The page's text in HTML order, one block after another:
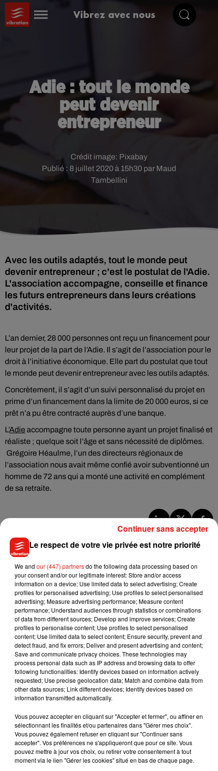
Vibrez avec nous
Adie : tout le monde
peut devenir
entrepreneur
Publié : 8 juillet 2020 à 15h30 par Maud
Tambellini
Crédit image: Pixabay
Avec les outils adaptés, tout le monde peut
devenir entrepreneur ; c'est le postulat de l'Adie.
L'association accompagne, conseille et finance
les futurs entrepreneurs dans leurs créations
d'activités.
L’an dernier, 28 000 personnes ont reçu un financement pour
leur projet de la part de l’Adie. Il s’agit de l’association pour le
droit à l’initiative économique. Elle part du postulat que tout
le monde peut devenir entrepreneur avec les outils adaptés.
Concrètement, il s’agit d’un suivi personnalisé du projet en
prime d’un financement dans la limite de 20 000 euros, si ce
prêt n’a pu être contracté auprès d’une banque.
L’Adie accompagne toute personne ayant un projet finalisé et
réaliste ; quelque soit l’âge et sans nécessité de diplômes.
Grégoire Héaulme, l’un des directeurs régionaux de
l’association nous avait même confié avoir subventionné un
homme de 72 ans qui a monté une activité en complément
de sa retraite.
Musique
5 août 2026
Benny Blanco invite Selena Gomez et
Becky G sur son nouveau single
4 août 2026
Tiny Desk invite Charlie Puth pour une
live session solaire
4 août 2026
Ariana Grande prendra une pause après
Grand Corps Malade emmène Styleto
Le respect de votre vie privée est notre priorité
We and our (447) partnersdo the following data processing based on
your consent and/or our legitimate interest: Store and/or access
information on a device; Use limited data to select advertising; Create
profiles for personalised advertising; Use profiles to select personalised
advertising; Measure advertising performance; Measure content
performance; Understand audiences through statistics or combinations
of data from different sources; Develop and improve services; Create
profiles to personalise content; Use profiles to select personalised
content; Use limited data to select content; Ensure security, prevent and
detect fraud, and fix errors; Deliver and present advertising and content;
Save and communicate privacy choices. These technologies may
process personal data such as IP address and browsing data to offer
following functionalities: Identify devices based on information actively
requested; Use precise geolocation data; Match and combine data from
other data sources; Link different devices; Identify devices based on
information transmitted automatically.
Vous pouvez accepter en cliquant sur "Accepter et fermer", ou affiner en
sélectionnant les finalités et/ou partenaires dans "Gérer mes choix".
Vous pouvez également refuser en cliquant sur "Continuer sans
accepter". Vos préférences ne s'appliqueront que pour ce site. Vous
pouvez mettre à jour vos choix, ou retirer votre consentement à tout
moment via le lien "Gérer les cookies" situé en bas de chaque page.
Continuer sans accepter